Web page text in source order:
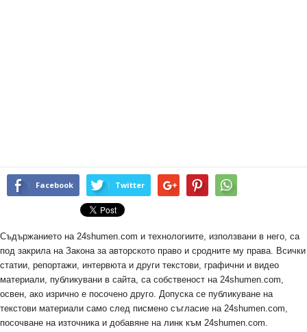
Facebook Twitter
Съдържанието на 24shumen.com и технологиите, използвани в него, са
под закрила на Закона за авторското право и сродните му права. Всички
статии, репортажи, интервюта и други текстови, графични и видео
материали, публикувани в сайта, са собственост на 24shumen.com,
освен, ако изрично е посочено друго. Допуска се публикуване на
текстови материали само след писмено съгласие на 24shumen.com,
посочване на източника и добавяне на линк към 24shumen.com.